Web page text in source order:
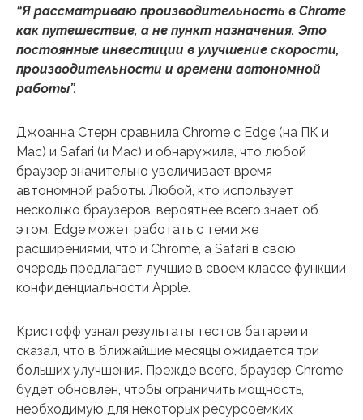
“Я рассматриваю производительность в Chrome
как путешествие, а не пункт назначения. Это
постоянные инвестиции в улучшение скорости,
производительности и времени автономной
работы”.
Джоанна Стерн сравнила Chrome с Edge (на ПК и
Mac) и Safari (и Mac) и обнаружила, что любой
браузер значительно увеличивает время
автономной работы. Любой, кто использует
несколько браузеров, вероятнее всего знает об
этом. Edge может работать с теми же
расширениями, что и Chrome, а Safari в свою
очередь предлагает лучшие в своем классе функции
конфиденциальности Apple.
Кристофф узнал результаты тестов батареи и
сказал, что в ближайшие месяцы ожидается три
больших улучшения. Прежде всего, браузер Chrome
будет обновлен, чтобы ограничить мощность,
необходимую для некоторых ресурсоемких